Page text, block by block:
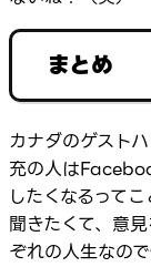
まとめ
カナダのゲスト
充の人は
したくなるって
聞きたくて、意
ぞれの人生なの